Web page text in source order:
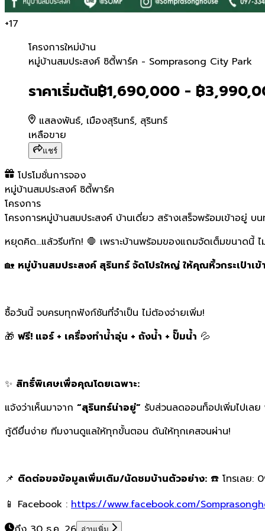
+17
โครงการใหม่บ้าน
หมู่บ้านสมประสงค์ ซิตี้พาร์ค
หมู่บ้านสมประสงค์ ซิตี้พาร์ค - Somprasong City Park
ราคาเริ่มต้น฿1,690,000 - ฿
แสลงพันธ์, เมืองสุรินทร์, สุรินทร์
เหลือขาย
แชร์
โปรโมชั่นการจอง
หมู่บ้านสมประสงค์ ซิตี้พาร์ค
โครงการ
โครงการหมู่บ้านสมประสงค์ บ้านเดี่ยว สร้างเสร็จพร้อมเข้าอยู่
หยุดคิด...แล้วรีบทัก! 🛑 เพราะบ้านพร้อมของแถมจัดเต็มขนาดนี้
🏡 หมู่บ้านสมประสงค์ สุรินทร์ จัดโปรใหญ่ ให้คุณหิ้วกระเป๋าเ
ซื้อวันนี้ จบครบทุกฟังก์ชันที่จำเป็น ไม่ต้องจ่ายเพิ่ม!
🎁 ฟรี! แอร์ + เครื่องทำน้ำอุ่น + ถังน้ำ + ปั๊มน้ำ 💦
✨ สิทธิ์พิเศษเพื่อคุณโดยเฉพาะ:
แจ้งว่าเห็นมาจาก “สุรินทร์น่าอยู่” รับส่วนลดออนท็อปเพิ่มไปเลย
กู้ดียื่นง่าย ทีมงานดูแลให้ทุกขั้นตอน ดันให้ทุกเคสจนผ่าน!
📌 ติดต่อขอข้อมูลเพิ่มเติม/นัดชมบ้านตัวอย่าง: ☎️ โทรเลย:
📱 Facebook : https://www.facebook.com/